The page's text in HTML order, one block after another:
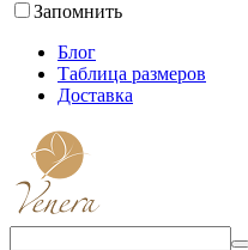
Запомнить
Блог
Таблица размеров
Доставка